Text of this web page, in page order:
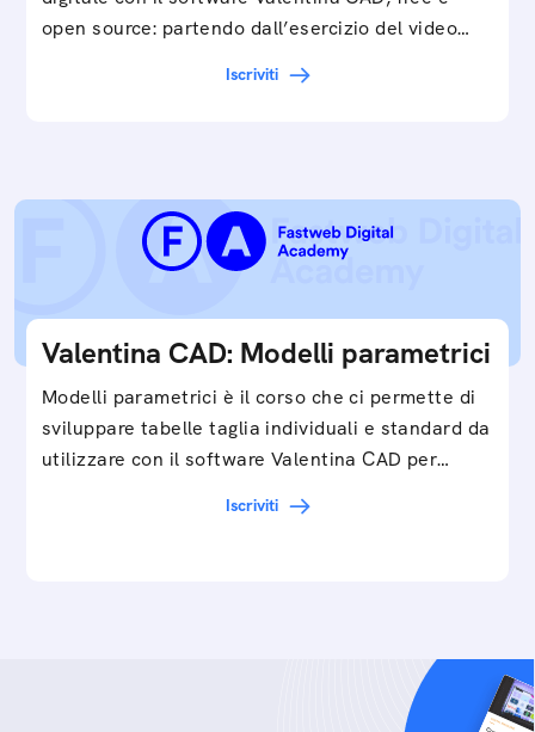
open source: partendo dall’esercizio del video…
Iscriviti
Valentina CAD: Modelli parametrici
Modelli parametrici è il corso che ci permette di
sviluppare tabelle taglia individuali e standard da
utilizzare con il software Valentina CAD per…
Iscriviti